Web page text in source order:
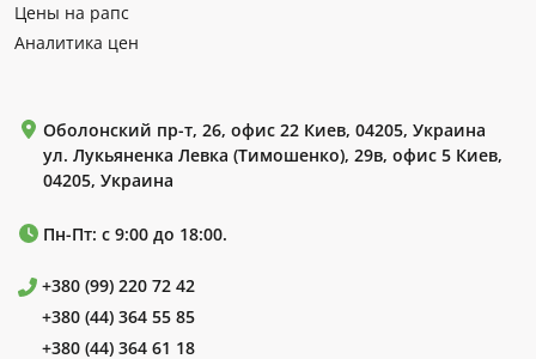
Цены на рапс
Аналитика цен
Оболонский пр-т, 26, офис 22 Киев, 04205, Украина
ул. Лукьяненка Левка (Тимошенко), 29в, офис 5 Киев,
04205, Украина
Пн-Пт: с 9:00 до 18:00.
+380 (99) 220 72 42
+380 (44) 364 55 85
+380 (44) 364 61 18